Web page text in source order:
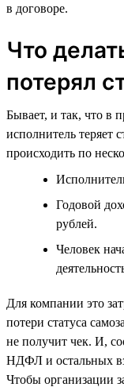
в договоре.
Что
потерял
Бывает, и так, что в
исполнитель теряет
происходить по
Годовой
рублей.
Человек
Для компании это
потери статуса
не получит чек. И,
НДФЛ и остальных
Чтобы организации